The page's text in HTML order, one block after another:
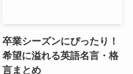
卒業シーズンにぴったり！
希望に溢れる英語名言・格
言まとめ